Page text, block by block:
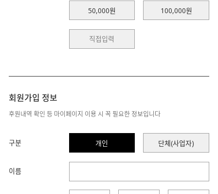
50,000원 100,000원
회원가입 정보
후원내역 확인 등 마이페이지 이용 시 꼭 필요한 정보입니다
구분 개인 단체(사업자)
이름